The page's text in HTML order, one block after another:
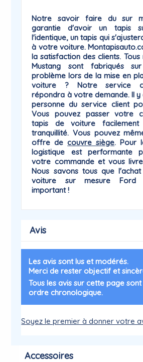
Notre savoir faire du sur
garantie d'avoir un tapis
l'identique, un tapis qui
à votre voiture.
la satisfaction des clients.
Mustang sont fabriqués
problème lors de la mise en
voiture ? Notre service
répondra à votre demande. Il
personne duservice client
Vous pouvez passer votre
tapis de voiture
tranquillité. Vous pouvez
offre decouvre siège. Pour
logistique est performante
votre commande et vous
Nous savons tous que
voiture sur mesure Ford
important !
Avis
Les avis sont lus et modérés.
Merci de rester objectif et
Tous les avis sur cette page
ordre chronologique.
Soyez le premier à donner votre
Accessoires